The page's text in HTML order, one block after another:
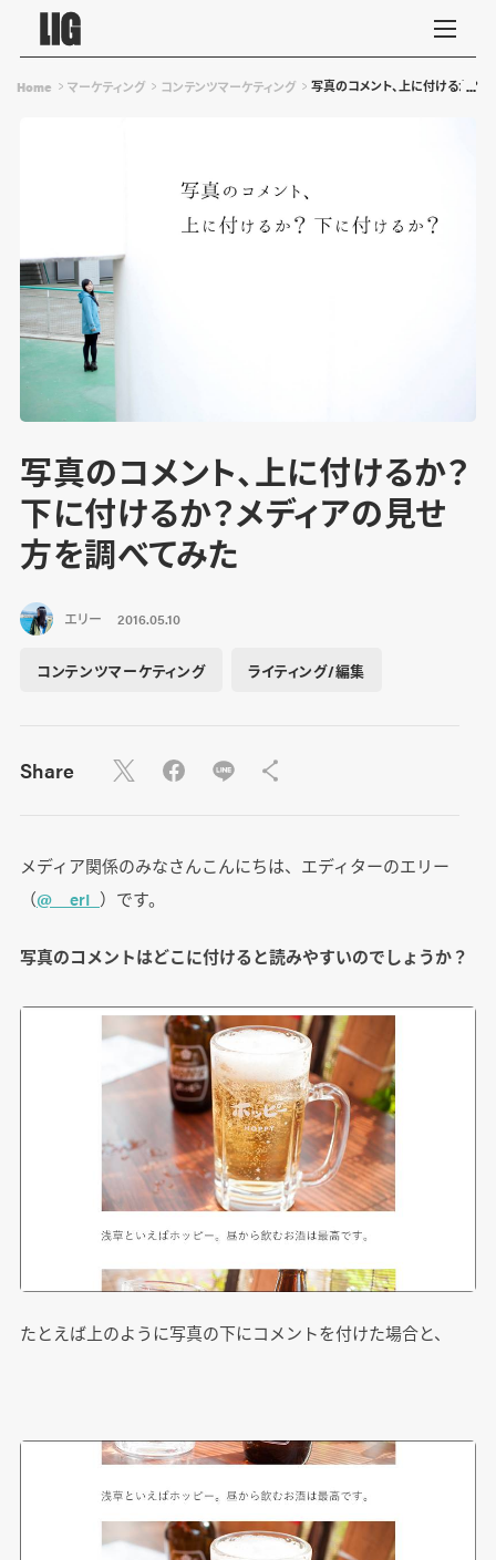
Home マーケティング コンテンツマーケティング 写真のコメント、上に付けるか？
写真のコメント、上に付けるか？
下に付けるか？メディアの見せ
方を調べてみた
エリー 2016.05.10
コンテンツマーケティング ライティング/編集
Share
メディア関係のみなさんこんにちは、エディターのエリー
（@__erI_ ）です。
写真のコメントはどこに付けると読みやすいのでしょうか？
たとえば上のように写真の下にコメントを付けた場合と、